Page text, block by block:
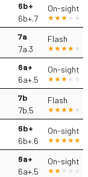
6b+
6b+.7
On-sight
7a
7a.3
Flash
6a+
6a+.5
On-sight
7b
7b.5
Flash
6b+
6b+.6
On-sight
6a+
6a+.5
On-sight